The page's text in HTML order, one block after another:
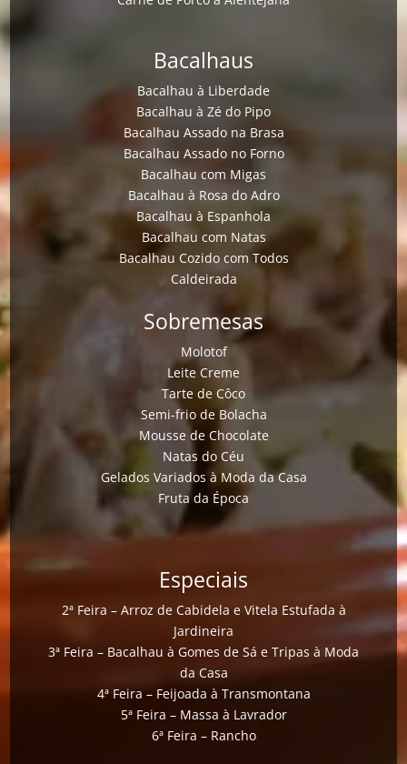
Bacalhaus
Bacalhau à Liberdade
Bacalhau à Zé do Pipo
Bacalhau Assado na Brasa
Bacalhau Assado no Forno
Bacalhau com Migas
Bacalhau à Rosa do Adro
Bacalhau à Espanhola
Bacalhau com Natas
Bacalhau Cozido com Todos
Caldeirada
Sobremesas
Molotof
Leite Creme
Tarte de Côco
Semi-frio de Bolacha
Mousse de Chocolate
Natas do Céu
Gelados Variados à Moda da Casa
Fruta da Época
Especiais
2ª Feira – Arroz de Cabidela e Vitela Estufada à
Jardineira
3ª Feira – Bacalhau à Gomes de Sá e Tripas à Moda
da Casa
4ª Feira – Feijoada à Transmontana
5ª Feira – Massa à Lavrador
6ª Feira – Rancho